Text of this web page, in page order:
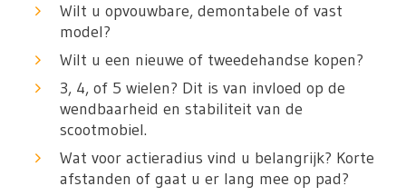
Wilt u opvouwbare, demontabele of vast
model?
Wilt u een nieuwe of tweedehandse kopen?
3, 4, of 5 wielen? Dit is van invloed op de
wendbaarheid en stabiliteit van de
scootmobiel.
Wat voor actieradius vind u belangrijk? Korte
afstanden of gaat u er lang mee op pad?